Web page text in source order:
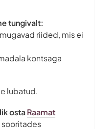
tungivalt:
riided, mis ei
kontsaga
lubatud.
ostaRaamat
sooritades